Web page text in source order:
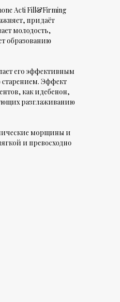
Acti Fill&Firming
придаёт
молодость,
образованию
его эффективным
старением. Эффект
как идебенон,
разглаживанию
морщины и
и превосходно